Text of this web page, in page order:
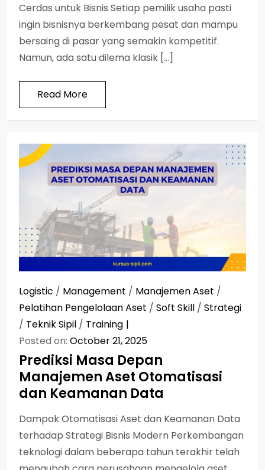
Cerdas untuk Bisnis Setiap pemilik usaha pasti
ingin bisnisnya berkembang pesat dan mampu
bersaing di pasar yang semakin kompetitif.
Namun, ada satu dilema klasik […]
Read More
Logistic / Management / Manajemen Aset /
Pelatihan Pengelolaan Aset / Soft Skill / Strategi
/ Teknik Sipil / Training
Posted on: October 21, 2025
Prediksi Masa Depan
Manajemen Aset Otomatisasi
dan Keamanan Data
Dampak Otomatisasi Aset dan Keamanan Data
terhadap Strategi Bisnis Modern Perkembangan
teknologi dalam beberapa tahun terakhir telah